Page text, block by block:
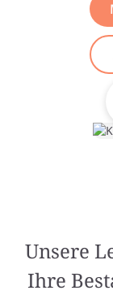
Unsere
Ihre